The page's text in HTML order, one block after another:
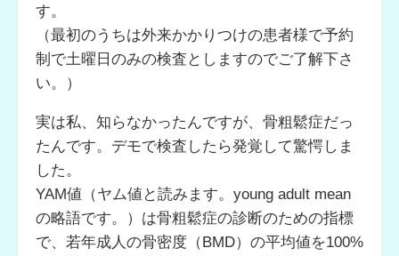
す。
（最初のうちは外来かかりつけの患者様で予約
制で土曜日のみの検査としますのでご了解下さ
い。）
実は私、知らなかったんですが、骨粗鬆症だっ
たんです。デモで検査したら発覚して驚愕しま
した。
YAM値（ヤム値と読みます。young adult mean
の略語です。）は骨粗鬆症の診断のための指標
で、若年成人の骨密度（BMD）の平均値を100%